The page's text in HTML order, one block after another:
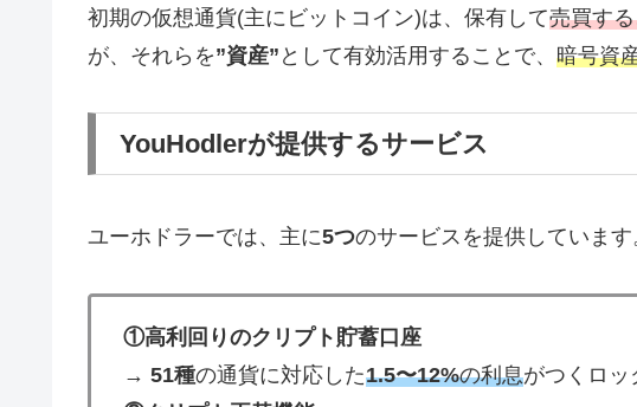
初期の仮想通貨(主にビットコイン)は、保有して売買す
が、それらを”資産” として有効活用することで、 暗号資
YouHodlerが提供するサービス
ユーホドラーでは、主に5つのサービスを提供しています
①高利回りのクリプト貯蓄口座
→ 51種の通貨に対応した1.5〜12%の利息がつくロッ